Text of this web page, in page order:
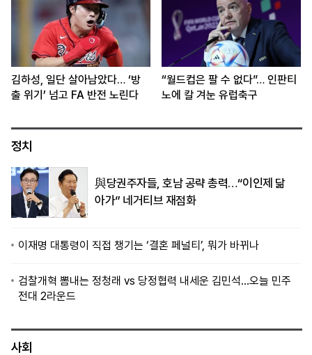
김하성, 일단 살아남았다… ‘방
출 위기’ 넘고 FA 반전 노린다
“월드컵은 팔 수 없다”… 인판티
노에 칼 겨눈 유럽축구
정치
與당권주자들, 호남 공략 총력…“이인제 닮
아가” 네거티브 재점화
이재명 대통령이 직접 챙기는 ‘결혼 페널티’, 뭐가 바뀌나
검찰개혁 뽐내는 정청래 vs 당정협력 내세운 김민석…오늘 민주
전대 2라운드
사회